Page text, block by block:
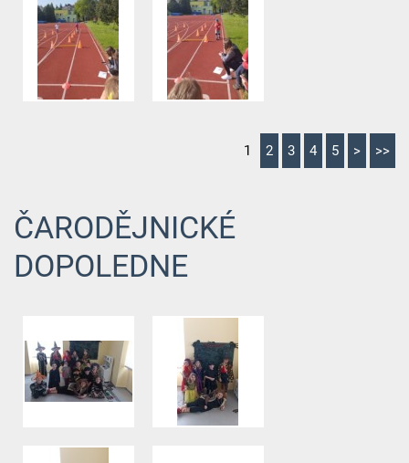
1 2 3 4 5 > >>
ČARODĚJNICKÉ
DOPOLEDNE